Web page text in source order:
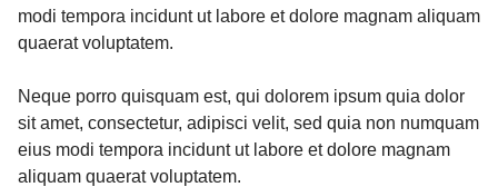
modi tempora incidunt ut labore et dolore magnam aliquam
quaerat voluptatem.
Neque porro quisquam est, qui dolorem ipsum quia dolor
sit amet, consectetur, adipisci velit, sed quia non numquam
eius modi tempora incidunt ut labore et dolore magnam
aliquam quaerat voluptatem.